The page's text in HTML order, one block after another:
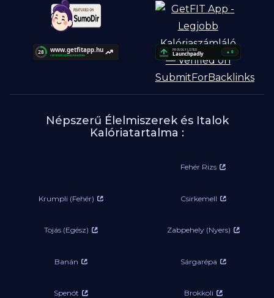
Népszerű Élelmiszerek és Italok
Kalóriatartalma :
Fehér Rizs
Krumpli (Fehér) Csirkemell
Tojás (Egész) Zabpehely (Nyers)
Banán Sárgarépa
Spenót Brokkoli